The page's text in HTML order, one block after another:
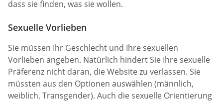
dass sie finden, was sie wollen.
Sexuelle Vorlieben
Sie müssen Ihr Geschlecht und Ihre sexuellen
Vorlieben angeben. Natürlich hindert Sie Ihre sexuelle
Präferenz nicht daran, die Website zu verlassen. Sie
müssten aus den Optionen auswählen (männlich,
weiblich, Transgender). Auch die sexuelle Orientierung